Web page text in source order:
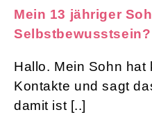
Mein 13 jähriger
Selbstbewusstsein?
Hallo. Mein Sohn hat
Kontakte und sagt
damit ist [..]